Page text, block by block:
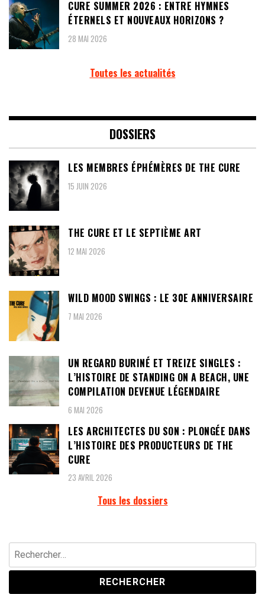
CURE SUMMER 2026 : ENTRE HYMNES
ÉTERNELS ET NOUVEAUX HORIZONS ?
28 MAI 2026
Toutes les actualités
DOSSIERS
LES MEMBRES ÉPHÉMÈRES DE THE CURE
15 JUIN 2026
THE CURE ET LE SEPTIÈME ART
12 MAI 2026
WILD MOOD SWINGS : LE 30E ANNIVERSAIRE
7 MAI 2026
UN REGARD BURINÉ ET TREIZE SINGLES :
L’HISTOIRE DE STANDING ON A BEACH, UNE
COMPILATION DEVENUE LÉGENDAIRE
6 MAI 2026
LES ARCHITECTES DU SON : PLONGÉE DANS
L’HISTOIRE DES PRODUCTEURS DE THE
CURE
23 AVRIL 2026
Tous les dossiers
Rechercher :